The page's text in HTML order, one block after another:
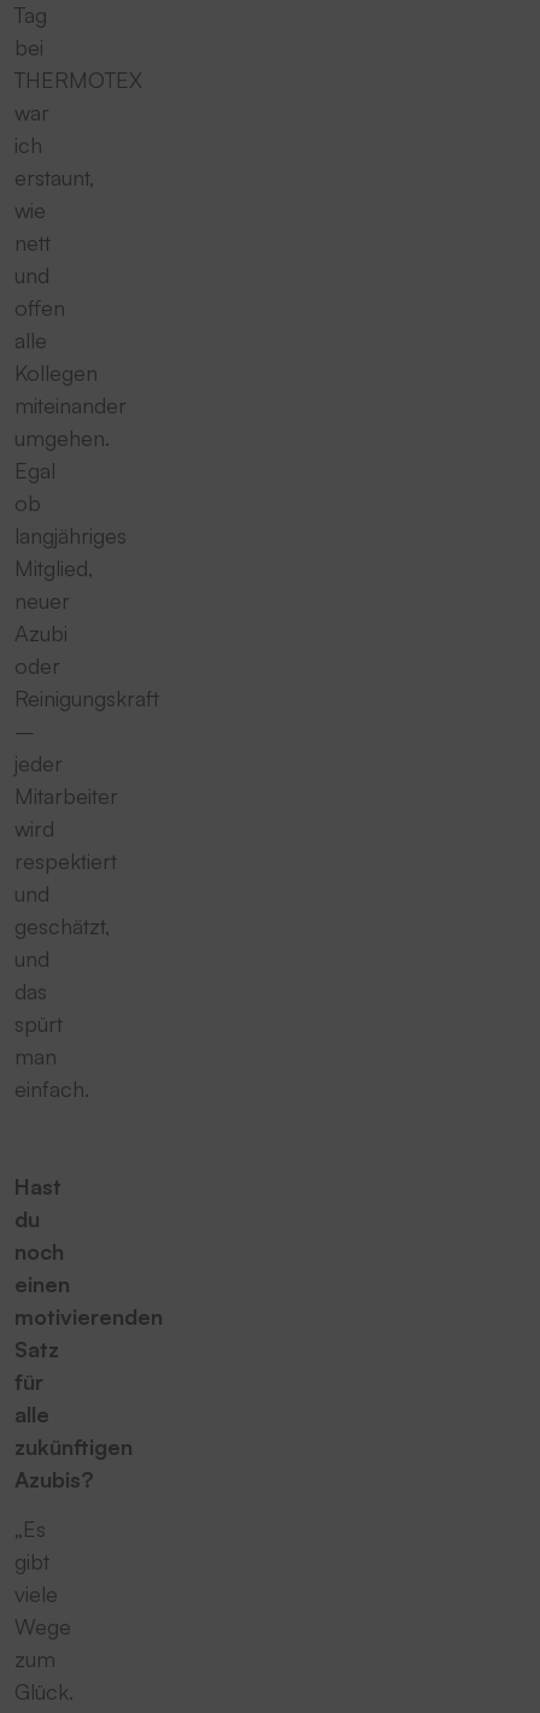
Tag
bei
THERMOTEX
war
ich
erstaunt,
wie
nett
und
offen
alle
Kollegen
miteinander
umgehen.
Egal
ob
langjähriges
Mitglied,
neuer
Azubi
oder
Reinigungskraft
–
jeder
Mitarbeiter
wird
respektiert
und
geschätzt,
und
das
spürt
man
einfach.
Hast
du
noch
einen
motivierenden
Satz
für
alle
zukünftigen
Azubis?
„Es
gibt
viele
Wege
zum
Glück.